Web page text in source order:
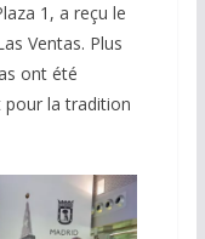
1, a reçu le
Ventas. Plus
ont été
pour la tradition